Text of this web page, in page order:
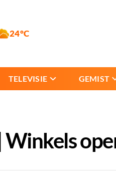
24°C
TELEVISIE GEMIST